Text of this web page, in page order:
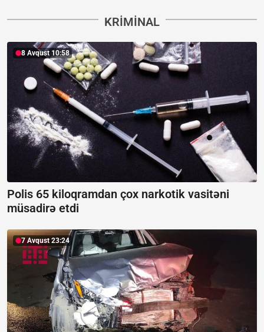
KRIMINAL
8 Avqust 10:58
Polis 65 kiloqramdan çox narkotik vasitəni
müsadirə etdi
7 Avqust 23:24